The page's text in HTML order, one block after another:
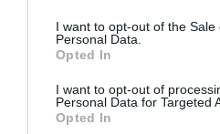
I want to opt-out of the Sale
Personal Data.
Opted In
I want to opt-out of
Personal Data for Targeted
Opted In
Además, desde la
impulsado la red de puntos
comisiones falleras,
ánimo de lucro con sede en